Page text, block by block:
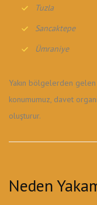
Tuzla
Sancaktepe
Ümraniye
Yakın bölgelerden
konumumuz, davet
oluşturur.
Neden